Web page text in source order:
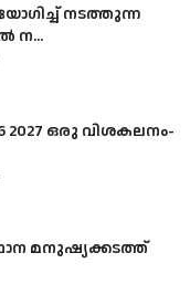
നടത്തുന്ന
ന...
2027 ഒരു വിശകലനം-
മനുഷ്യക്കടത്ത്